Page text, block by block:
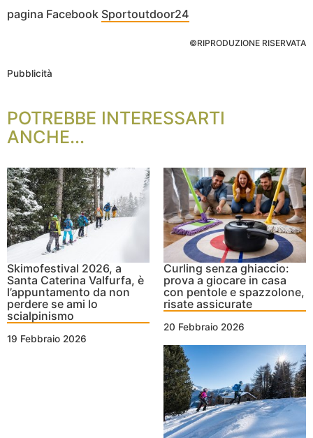
pagina Facebook Sportoutdoor24
©RIPRODUZIONE RISERVATA
Pubblicità
POTREBBE INTERESSARTI
ANCHE...
Skimofestival 2026, a
Santa Caterina Valfurfa, è
l’appuntamento da non
perdere se ami lo
scialpinismo
19 Febbraio 2026
Curling senza ghiaccio:
prova a giocare in casa
con pentole e spazzolone,
risate assicurate
20 Febbraio 2026